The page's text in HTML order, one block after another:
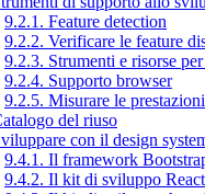
9.2.1. Feature detection
9.2.2. Verificare le feature
9.2.3. Strumenti e risorse
9.2.4. Supporto browser
9.2.5. Misurare le prestazioni
del riuso
con il design
9.4.1. Il framework
9.4.2. Il kit di sviluppo React